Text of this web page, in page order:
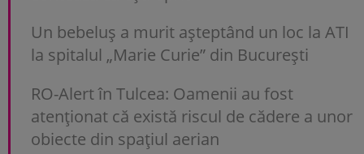
Un bebeluș a murit așteptând un loc la ATI
la spitalul „Marie Curie” din București
RO-Alert în Tulcea: Oamenii au fost
atenționat că există riscul de cădere a unor
obiecte din spațiul aerian